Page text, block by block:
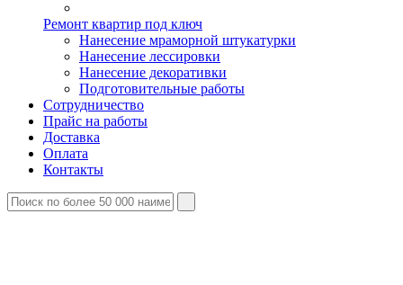
Ремонт квартир под ключ
Нанесение мраморной штукатурки
Нанесение лессировки
Нанесение декоративки
Подготовительные работы
Сотрудничество
Прайс на работы
Доставка
Оплата
Контакты